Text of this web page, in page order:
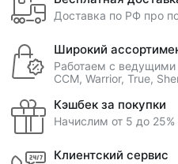
Доставка по РФ про
Широкий
Работаем с
CCM, Warrior, True,
Кэшбек за покупки
Начислим от 5 до
Клиентский сервис